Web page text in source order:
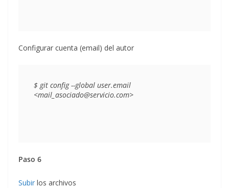
Configurar cuenta (email) del autor
$ git config --global user.email
Paso 6
Subir los archivos